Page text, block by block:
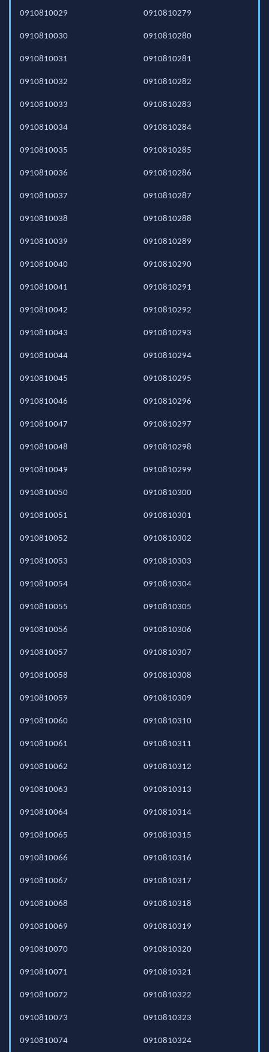
0910810029
0910810030
0910810031
0910810032
0910810033
0910810034
0910810035
0910810036
0910810037
0910810038
0910810039
0910810040
0910810041
0910810042
0910810043
0910810044
0910810045
0910810046
0910810047
0910810048
0910810049
0910810050
0910810051
0910810052
0910810053
0910810054
0910810055
0910810056
0910810057
0910810058
0910810059
0910810060
0910810061
0910810062
0910810063
0910810064
0910810065
0910810066
0910810067
0910810068
0910810069
0910810070
0910810071
0910810072
0910810073
0910810074
0910810279
0910810280
0910810281
0910810282
0910810283
0910810284
0910810285
0910810286
0910810287
0910810288
0910810289
0910810290
0910810291
0910810292
0910810293
0910810294
0910810295
0910810296
0910810297
0910810298
0910810299
0910810300
0910810301
0910810302
0910810303
0910810304
0910810305
0910810306
0910810307
0910810308
0910810309
0910810310
0910810311
0910810312
0910810313
0910810314
0910810315
0910810316
0910810317
0910810318
0910810319
0910810320
0910810321
0910810322
0910810323
0910810324